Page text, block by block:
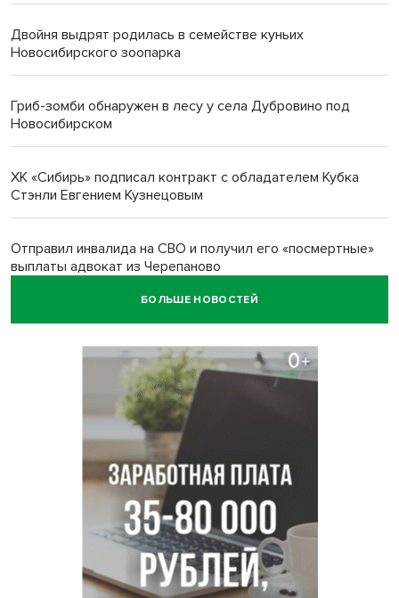
Двойня выдрят родилась в семействе куньих
Новосибирского зоопарка
Гриб-зомби обнаружен в лесу у села Дубровино под
Новосибирском
ХК «Сибирь» подписал контракт с обладателем Кубка
Стэнли Евгением Кузнецовым
Отправил инвалида на СВО и получил его «посмертные»
выплаты адвокат из Черепаново
БОЛЬШЕ НОВОСТЕЙ